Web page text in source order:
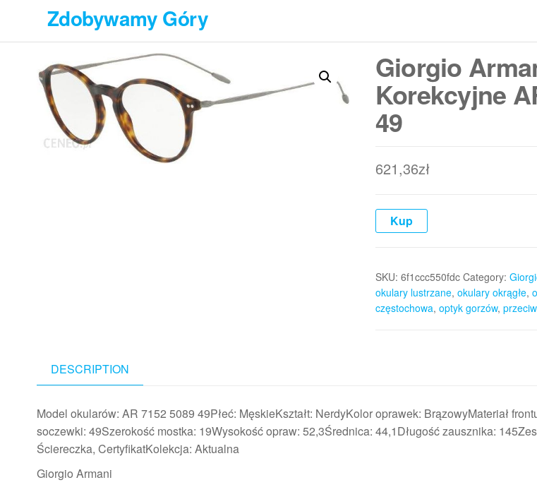
treści
Zdobywamy Góry
Giorgio
Korekcyjne
49
621,36zł
Kup
SKU: 6f1ccc550fdc Category:
okulary lustrzane, okulary okrągłe,
częstochowa, optyk gorzów,
DESCRIPTION
Model okularów: AR 7152 5089 49Płeć: MęskieKształt: NerdyKolor oprawek: BrązowyMateriał
soczewki: 49Szerokość mostka: 19Wysokość opraw: 52,3Średnica: 44,1Długość zausznika:
Ściereczka, CertyfikatKolekcja: Aktualna
Giorgio Armani